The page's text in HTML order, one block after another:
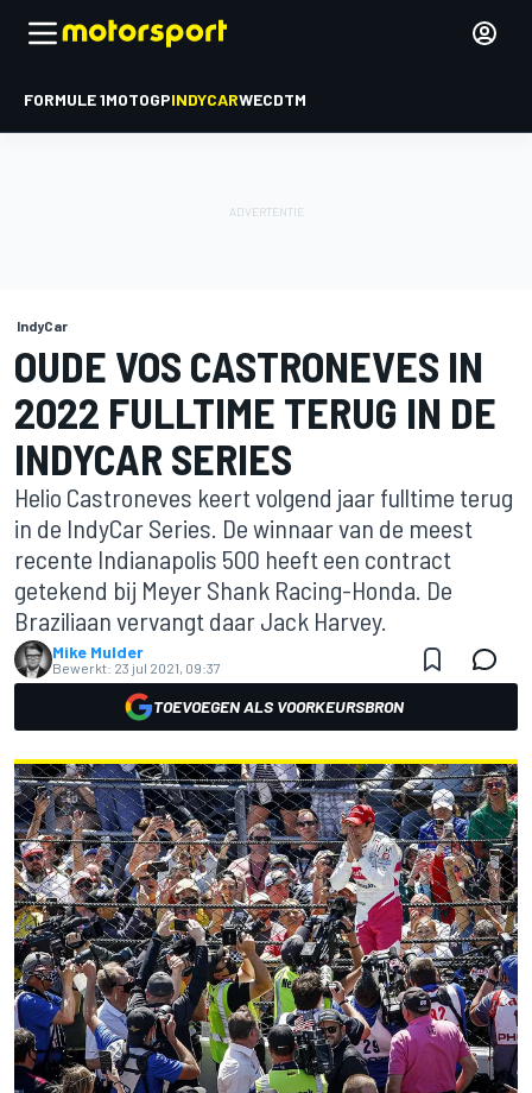
FORMULE 1MOTOGPINDYCARWECDTM
IndyCar
OUDE VOS CASTRONEVES IN
2022 FULLTIME TERUG IN DE
INDYCAR SERIES
Helio Castroneves keert volgend jaar fulltime terug
in de IndyCar Series. De winnaar van de meest
recente Indianapolis 500 heeft een contract
getekend bij Meyer Shank Racing-Honda. De
Braziliaan vervangt daar Jack Harvey.
Mike Mulder
Bewerkt: 23 jul 2021, 09:37
TOEVOEGEN ALS VOORKEURSBRON